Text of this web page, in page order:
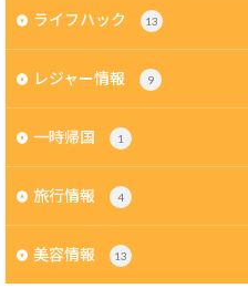
ライフハック 13
レジャー情報 9
一時帰国 1
旅行情報 4
美容情報 13